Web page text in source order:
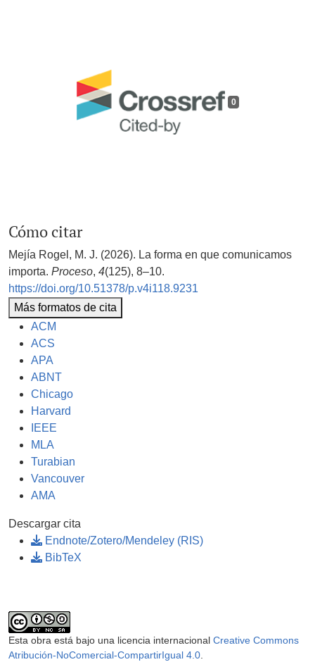
0
Cómo citar
Mejía Rogel, M. J. (2026). La forma en que comunicamos
importa. Proceso, 4(125), 8–10.
https://doi.org/10.51378/p.v4i118.9231
Más formatos de cita
ACM
ACS
APA
ABNT
Chicago
Harvard
IEEE
MLA
Turabian
Vancouver
AMA
Descargar cita
Endnote/Zotero/Mendeley (RIS)
BibTeX
Esta obra está bajo una licencia internacional Creative Commons
Atribución-NoComercial-CompartirIgual 4.0.